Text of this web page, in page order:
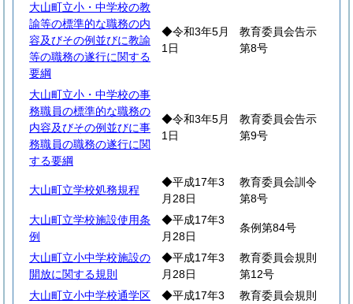
大山町立小・中学校の教
諭等の標準的な職務の内
容及びその例並びに教諭
等の職務の遂行に関する
要綱
◆令和3年5月
1日
教育委員会告示
第8号
大山町立小・中学校の事
務職員の標準的な職務の
内容及びその例並びに事
務職員の職務の遂行に関
する要綱
◆令和3年5月
1日
教育委員会告示
第9号
大山町立学校処務規程
◆平成17年3
月28日
教育委員会訓令
第8号
大山町立学校施設使用条
例
◆平成17年3
月28日
条例第84号
大山町立小中学校施設の
開放に関する規則
◆平成17年3
月28日
教育委員会規則
第12号
大山町立小中学校通学区
◆平成17年3
教育委員会規則